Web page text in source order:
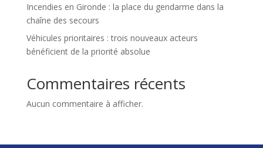
Incendies en Gironde : la place du gendarme dans la
chaîne des secours
Véhicules prioritaires : trois nouveaux acteurs
bénéficient de la priorité absolue
Commentaires récents
Aucun commentaire à afficher.